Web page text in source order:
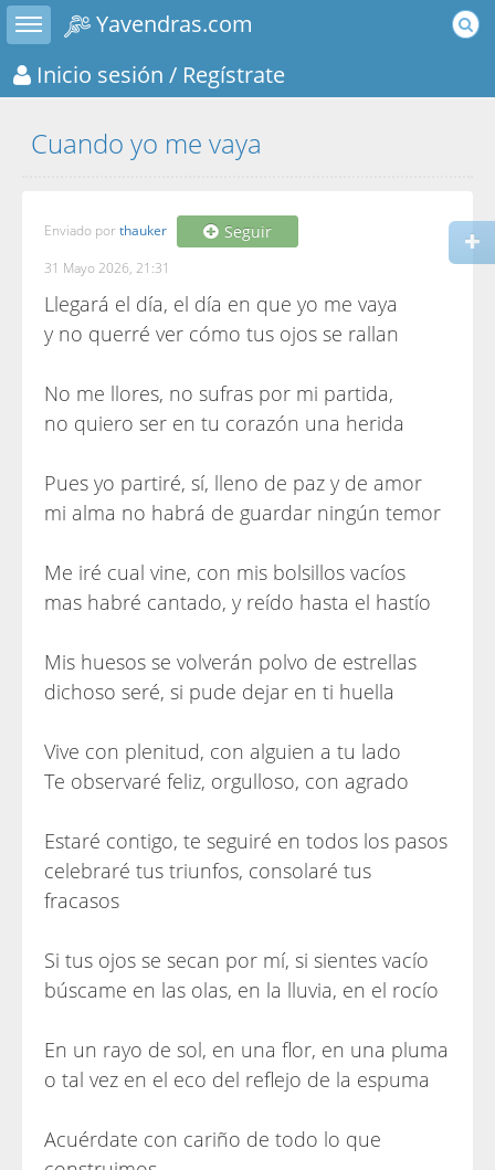
Toggle sidebar
Yavendras.com
Inicio sesión / Regístrate
Cuando yo me vaya
Enviado por thauker Seguir
31 Mayo 2026, 21:31
Llegará el día, el día en que yo me vaya
y no querré ver cómo tus ojos se rallan
No me llores, no sufras por mi partida,
no quiero ser en tu corazón una herida
Pues yo partiré, sí, lleno de paz y de amor
mi alma no habrá de guardar ningún temor
Me iré cual vine, con mis bolsillos vacíos
mas habré cantado, y reído hasta el hastío
Mis huesos se volverán polvo de estrellas
dichoso seré, si pude dejar en ti huella
Vive con plenitud, con alguien a tu lado
Te observaré feliz, orgulloso, con agrado
Estaré contigo, te seguiré en todos los pasos
celebraré tus triunfos, consolaré tus
fracasos
Si tus ojos se secan por mí, si sientes vacío
búscame en las olas, en la lluvia, en el rocío
En un rayo de sol, en una flor, en una pluma
o tal vez en el eco del reflejo de la espuma
Acuérdate con cariño de todo lo que